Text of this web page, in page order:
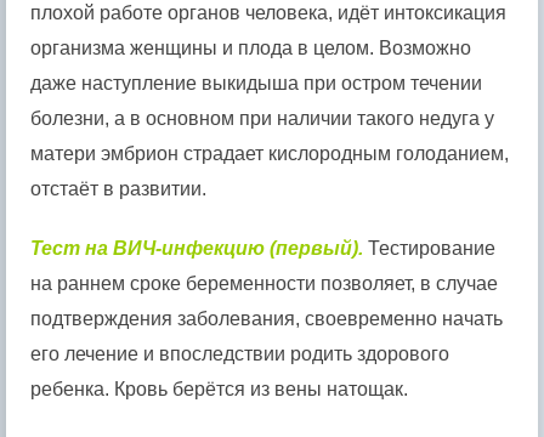
плохой работе органов человека, идёт интоксикация
организма женщины и плода в целом. Возможно
даже наступление выкидыша при остром течении
болезни, а в основном при наличии такого недуга у
матери эмбрион страдает кислородным голоданием,
отстаёт в развитии.
Тест на ВИЧ-инфекцию (первый). Тестирование
на раннем сроке беременности позволяет, в случае
подтверждения заболевания, своевременно начать
его лечение и впоследствии родить здорового
ребенка. Кровь берётся из вены натощак.